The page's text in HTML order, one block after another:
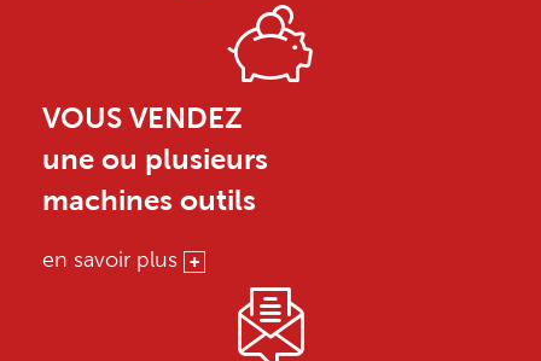
VOUS VENDEZ
une ou plusieurs
machines outils
en savoir plus